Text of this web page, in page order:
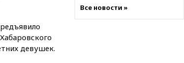
Wildberries
Все новости »
девушек.